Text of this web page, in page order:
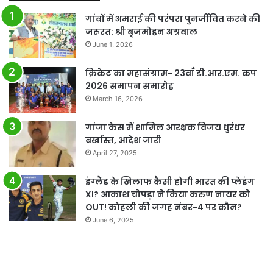
गांवों में अमराई की परंपरा पुनर्जीवित करने की
जरूरत: श्री बृजमोहन अग्रवाल
June 1, 2026
क्रिकेट का महासंग्राम- 23वाँ डी.आर.एम. कप
2026 समापन समारोह
March 16, 2026
गांजा केस में शामिल आरक्षक विजय धुरंधर
बर्खास्त, आदेश जारी
April 27, 2025
इंग्लैंड के खिलाफ कैसी होगी भारत की प्लेइंग
XI? आकाश चोपड़ा ने किया करुण नायर को
OUT! कोहली की जगह नंबर-4 पर कौन?
June 6, 2025